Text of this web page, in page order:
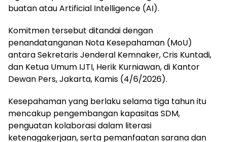
buatan atau Artificial Intelligence (AI).
Komitmen tersebut ditandai dengan
penandatanganan Nota Kesepahaman (MoU)
antara Sekretaris Jenderal Kemnaker, Cris Kuntadi,
dan Ketua Umum IJTI, Herik Kurniawan, di Kantor
Dewan Pers, Jakarta, Kamis (4/6/2026).
Kesepahaman yang berlaku selama tiga tahun itu
mencakup pengembangan kapasitas SDM,
penguatan kolaborasi dalam literasi
ketenagakerjaan, serta pemanfaatan sarana dan